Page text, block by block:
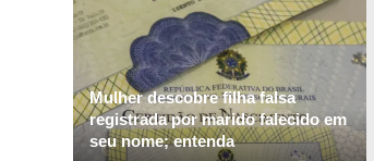
Mulher descobre filha falsa
registrada por marido falecido em
seu nome; entenda